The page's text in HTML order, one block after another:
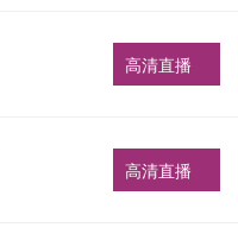
高清直播
高清直播